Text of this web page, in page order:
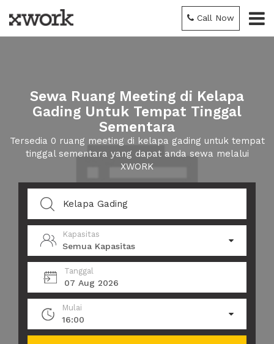
Call Now
Sewa Ruang Meeting di Kelapa
Gading Untuk Tempat Tinggal
Sementara
Tersedia 0 ruang meeting di kelapa gading untuk tempat
tinggal sementara yang dapat anda sewa melalui
XWORK
Kapasitas
Semua Kapasitas
Tanggal
07 Aug 2026
Mulai
16:00